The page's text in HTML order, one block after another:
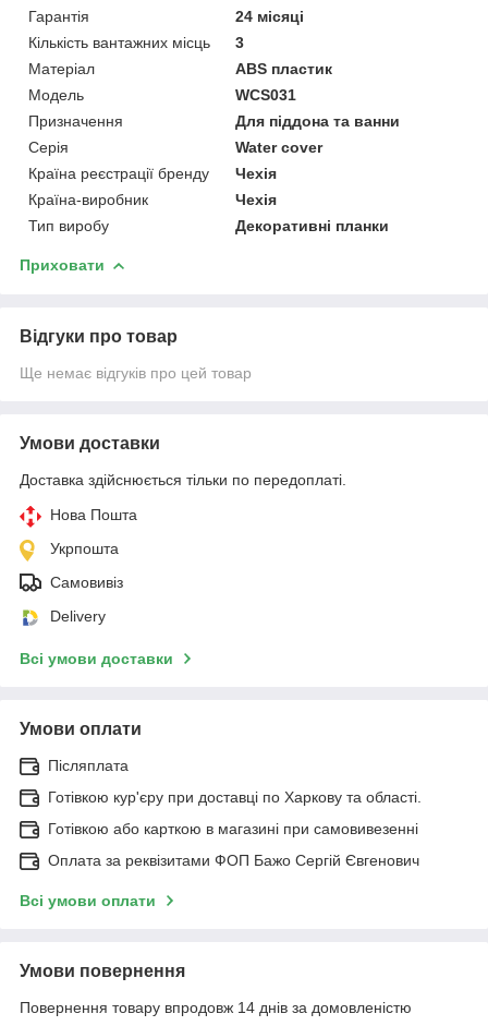
Гарантія
24 місяці
Кількість вантажних місць
3
Матеріал
ABS пластик
Мoдель
WCS031
Призначення
Для піддона та ванни
Серія
Water cover
Країна реєстрації бренду
Чехія
Країна-виробник
Чехія
Тип виробу
Декоративні планки
Приховати
Відгуки про товар
Ще немає відгуків про цей товар
Умови доставки
Доставка здійснюється тільки по передоплаті.
Нова Пошта
Укрпошта
Самовивіз
Delivery
Всі умови доставки
Умови оплати
Післяплата
Готівкою кур'єру при доставці по Харкову та області.
Готівкою або карткою в магазині при самовивезенні
Оплата за реквізитами ФОП Бажо Сергій Євгенович
Всі умови оплати
Умови повернення
Повернення товару впродовж 14 днів за домовленістю